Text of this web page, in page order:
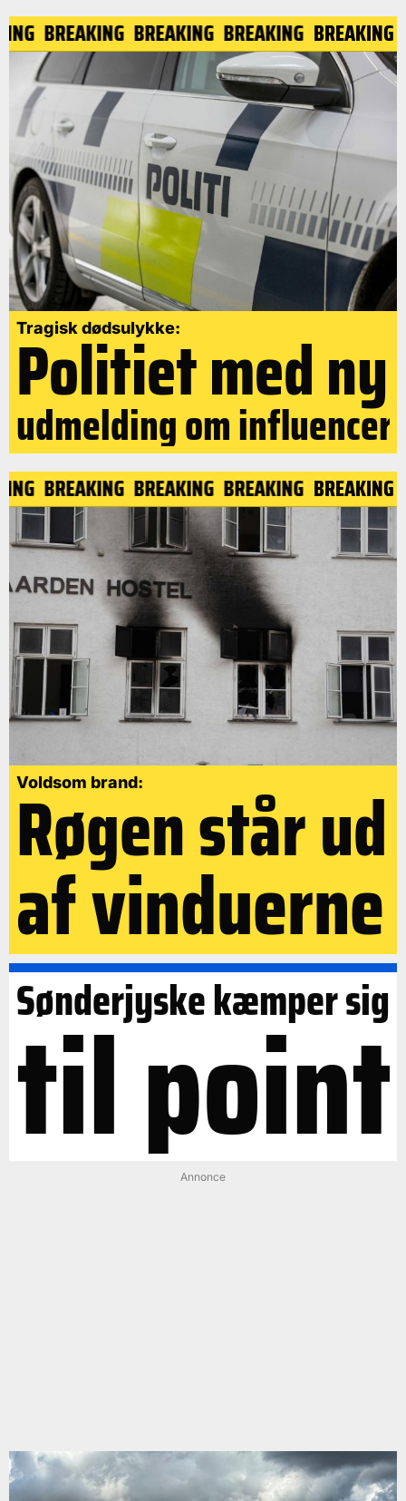
BREAKING BREAKING BREAKING BREAKING
Tragisk dødsulykke:
Politiet med ny
udmelding om influencer
BREAKING BREAKING BREAKING BREAKING
Voldsom brand:
Røgen står ud
af vinduerne
Sønderjyske kæmper sig
til point
Annonce